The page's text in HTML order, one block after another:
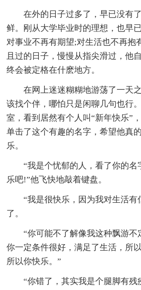
在外的日子过多了，早已没有
鲜。刚从大学毕业时的理想，也早
对事业不再有期望;对生活也不再抱
且过的日子，慢慢从指尖滑过，他
终会被定格在什麽地方。
在网上迷迷糊糊地游荡了一天
该找个伴，哪怕只是闲聊几句也行
室，看到居然有个人叫“新年快乐”
单击了这个有趣的名字，希望他真
乐。
“我是个忧郁的人，看了你的
乐吧!”他飞快地敲着键盘。
“我是很快乐，因为我对生活有
了。
“你可能不了解像我这种飘游
你一定条件很好，满足了生活，所
所以你快乐。”
“你错了，其实我是个腿脚有